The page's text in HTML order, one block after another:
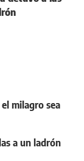
milagro sea
a un ladrón